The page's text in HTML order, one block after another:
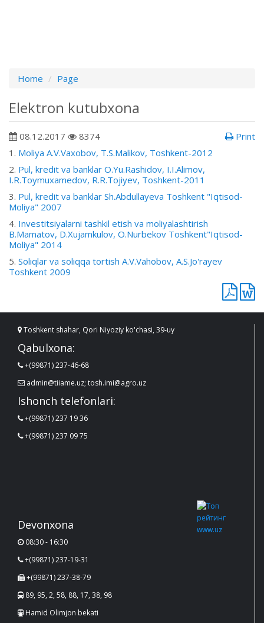
Home Page
Elektron kutubxona
08.12.2017 8374
Print
1. Moliya A.V.Vaxobov, T.S.Malikov, Toshkent-2012
2. Pul, kredit va banklar O.Yu.Rashidov, I.I.Alimov,
I.R.Toymuxamedov, R.R.Tojiyev, Toshkent-2011
3. Pul, kredit va banklar Sh.Abdullayeva Toshkent "Iqtisod-
Moliya" 2007
4. Investitsiyalarni tashkil etish va moliyalashtirish
B.Mamatov, D.Xujamkulov, O.Nurbekov Toshkent"Iqtisod-
Moliya" 2014
5. Soliqlar va soliqqa tortish A.V.Vahobov, A.S.Jo'rayev
Toshkent 2009
Toshkent shahar, Qori Niyoziy ko'chasi, 39-uy
Qabulxona:
+(99871) 237-46-68
admin@tiiame.uz; tosh.imi@agro.uz
Ishonch telefonlari:
+(99871) 237 19 36
+(99871) 237 09 75
Devonxona
08:30 - 16:30
+(99871) 237-19-31
+(99871) 237-38-79
89, 95, 2, 58, 88, 17, 38, 98
Hamid Olimjon bekati